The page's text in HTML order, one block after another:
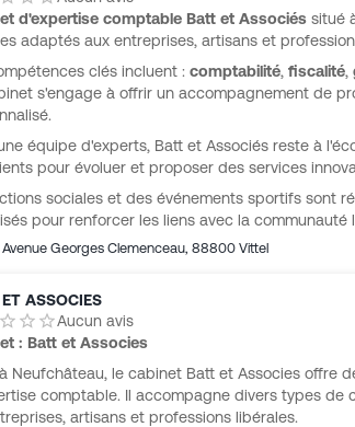
d'expertise comptable Batt et Associés situé
adaptés aux entreprises, artisans et
clés incluent : comptabilité, fiscalité,
s'engage à offrir un accompagnement de
équipe d'experts, Batt et Associés reste à
pour évoluer et proposer des services
sociales et des événements sportifs sont
pour renforcer les liens avec la communauté
Georges Clemenceau, 88800 Vittel
ASSOCIES
Aucun avis
: Batt et Associes
Neufchâteau, le cabinet Batt et Associes offre
comptable. Il accompagne divers types de
artisans et professions libérales.